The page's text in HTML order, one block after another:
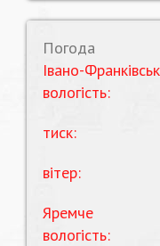
Погода
Івано-Франківськ
вологість:
тиск:
вітер:
Яремче
вологість: